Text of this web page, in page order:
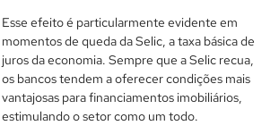
Esse efeito é particularmente evidente em
momentos de queda da Selic, a taxa básica de
juros da economia. Sempre que a Selic recua,
os bancos tendem a oferecer condições mais
vantajosas para financiamentos imobiliários,
estimulando o setor como um todo.